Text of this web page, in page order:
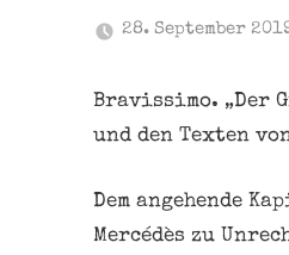
28. September
Bravissimo. „Der
und den Texten
Dem angehende
Mercédès zu